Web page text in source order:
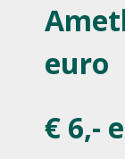
euro
€ 6,-